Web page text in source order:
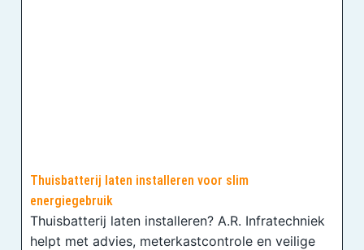
Thuisbatterij laten installeren voor slim
energiegebruik
Thuisbatterij laten installeren? A.R. Infratechniek
helpt met advies, meterkastcontrole en veilige